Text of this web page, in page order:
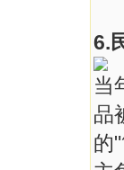
6.
当
品
的